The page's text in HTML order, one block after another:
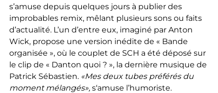
s’amuse depuis quelques jours à publier des
improbables remix, mêlant plusieurs sons ou faits
d’actualité. L’un d’entre eux, imaginé par Anton
Wick, propose une version inédite de « Bande
organisée », où le couplet de SCH a été déposé sur
le clip de « Danton quoi ? », la dernière musique de
Patrick Sébastien. «Mes deux tubes préférés du
moment mélangés», s‘amuse l’humoriste.